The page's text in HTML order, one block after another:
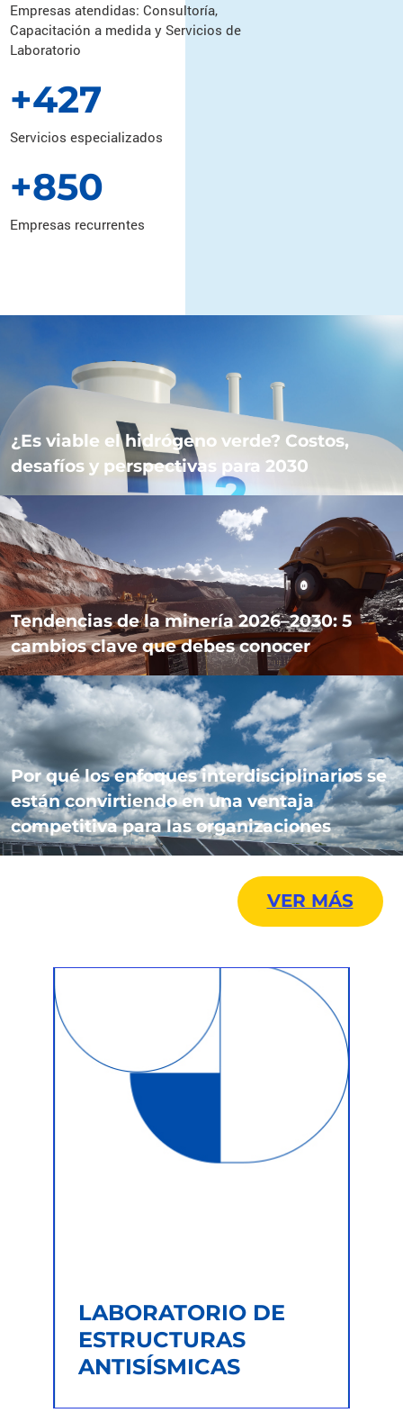
Empresas atendidas: Consultoría,
Capacitación a medida y Servicios de
Laboratorio
+427
Servicios especializados
+850
Empresas recurrentes
¿Es viable el hidrógeno verde? Costos,
desafíos y perspectivas para 2030
Tendencias de la minería 2026–2030: 5
cambios clave que debes conocer
Por qué los enfoques interdisciplinarios se
están convirtiendo en una ventaja
competitiva para las organizaciones
VER MÁS
LABORATORIO DE
ESTRUCTURAS
ANTISÍSMICAS